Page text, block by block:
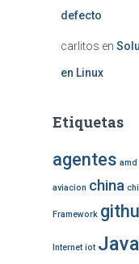
defecto
carlitos en
en Linux
Etiquetas
agentes amd
aviacion china
Framework
Internet iot